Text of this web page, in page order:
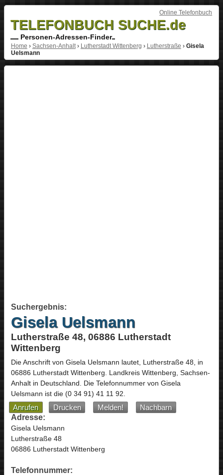
Online Telefonbuch
TELEFONBUCH SUCHE.de
Personen-Adressen-Finder
Home › Sachsen-Anhalt› Lutherstadt Wittenberg › Lutherstraße › Gisela
Uelsmann
Suchergebnis:
Gisela Uelsmann
Lutherstraße 48, 06886 Lutherstadt
Wittenberg
Die Anschrift von Gisela Uelsmann lautet, Lutherstraße 48, in
06886 Lutherstadt Wittenberg. Landkreis Wittenberg, Sachsen-
Anhaltin Deutschland. Die Telefonnummer von Gisela
Uelsmann ist die (0 34 91) 41 11 92.
Anrufen Drucken Melden!
Nachbarn
Adresse:
Gisela Uelsmann
Lutherstraße 48
06886 Lutherstadt Wittenberg
Telefonnummer: